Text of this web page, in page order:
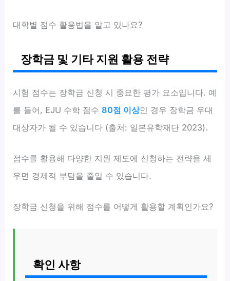
대학별 점수 활용법을 알고 있나요?
장학금 및 기타 지원 활용 전략
시험 점수는 장학금 신청 시 중요한 평가 요소입니다. 예
를 들어, EJU 수학 점수80점 이상인 경우 장학금 우대
대상자가 될 수 있습니다 (출처: 일본유학재단 2023).
점수를 활용해 다양한 지원 제도에 신청하는 전략을 세
우면 경제적 부담을 줄일 수 있습니다.
장학금 신청을 위해 점수를 어떻게 활용할 계획인가요?
확인 사항